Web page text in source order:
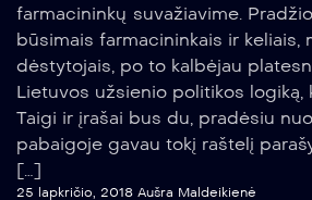
farmacininkų suvažiavime.
būsimais farmacininkais ir keliais,
dėstytojais, po to kalbėjau
Lietuvos užsienio politikos logiką,
Taigi ir įrašai bus du, pradėsiu
pabaigoje gavau tokį raštelį
[…]
25 lapkričio, 2018 Aušra Maldeikienė